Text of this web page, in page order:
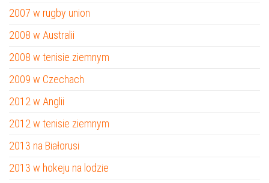
2007 w rugby union
2008 w Australii
2008 w tenisie ziemnym
2009 w Czechach
2012 w Anglii
2012 w tenisie ziemnym
2013 na Białorusi
2013 w hokeju na lodzie